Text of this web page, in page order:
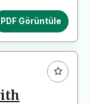
PDF Görüntüle